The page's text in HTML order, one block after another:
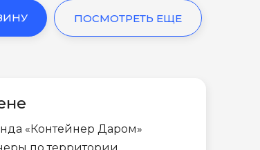
ПОСМОТРЕТЬ ЕЩЕ
«Контейнер Даром»